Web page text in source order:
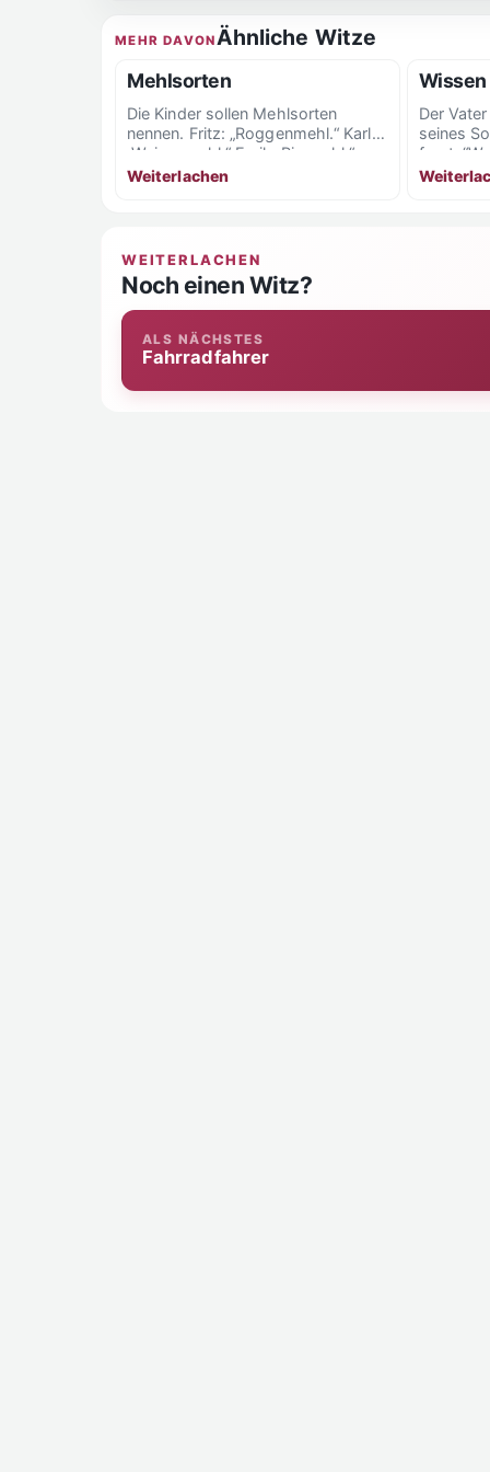
MEHR DAVONÄhnliche Witze
Mehlsorten
Die Kinder sollen Mehlsorten
nennen. Fritz: „Roggenmehl.“ Karl:
„Weizenmehl.“ Emil: „Pimmehl.“
Weiterlachen
Wissen
Der
seines
fragt:
Aktion,
WEITERLACHEN
Noch einen Witz?
ALS NÄCHSTES
Fahrradfahrer